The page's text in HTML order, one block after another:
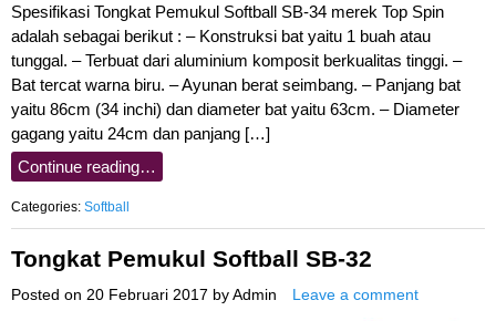
Spesifikasi Tongkat Pemukul Softball SB-34 merek Top Spin
adalah sebagai berikut : – Konstruksi bat yaitu 1 buah atau
tunggal. – Terbuat dari aluminium komposit berkualitas tinggi. –
Bat tercat warna biru. – Ayunan berat seimbang. – Panjang bat
yaitu 86cm (34 inchi) dan diameter bat yaitu 63cm. – Diameter
gagang yaitu 24cm dan panjang […]
Continue reading…
Categories: Softball
Tongkat Pemukul Softball SB-32
Posted on 20 Februari 2017 by Admin Leave a comment